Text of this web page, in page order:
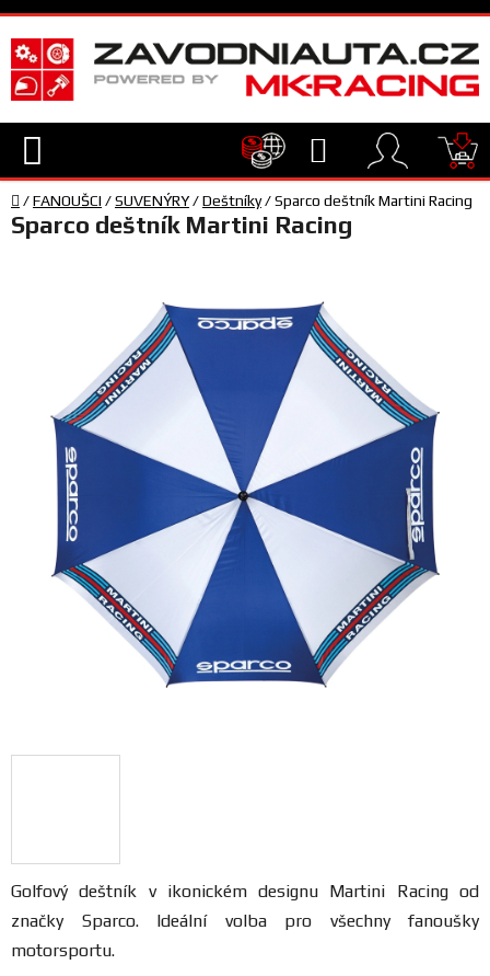
Přejít
na
obsah
Hledat
TECHNIKA
TÝM
SERVIS
FANOUŠCI
Profil
Doprava
Ceníky
a
katalogy
Domů
/FANOUŠCI /SUVENÝRY/Deštníky/Sparco deštník Martini Racing
Golfový deštník v ikonickém designu Martini Racing od
značky Sparco. Ideální volba pro všechny fanoušky
motorsportu.
Sparco deštník Martini Racing